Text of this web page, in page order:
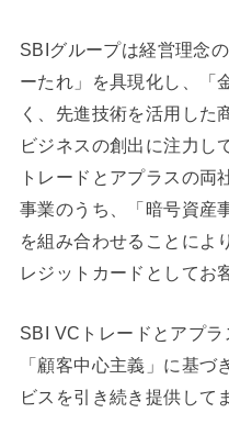
SBIグループは経営理念
ーたれ」を具現化し、「
く、先進技術を活用した
ビジネスの創出に注力し
トレードとアプラスの
事業のうち、「暗号資産
を組み合わせることによ
レジットカードとしてお
SBI VCトレードとアプ
「顧客中心主義」に基
ビスを引き続き提供して